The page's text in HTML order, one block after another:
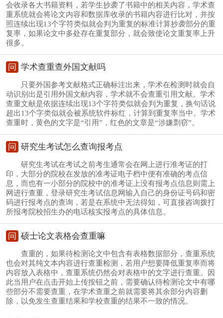
会收录各大书籍资料，若学生抄袭了书籍中的相关内容，学术查
重系统就会将论文内容和数据库收录的书籍内容进行比对，并按
照连续出现13个字符类似就会判为重复的标准计算抄袭部分的重
复率，如果论文中多处存在重复部分，就会致使论文重复率上升
很多。
问 学术查重查外国文献吗
只要外国参考文献格式正确标注出来，学术在检测时就会自
动识别出是引用外国文献内容，学术就不会查重引用文献。学术
查重文献是依据连续出现13个字符类似就会判为重复，换句话说
超出13个字类似就会被系统软件标红，计算到重复率当中。学术
查重时，黄色的文字是“引用”，红色的文章是“涉嫌剽窃”。
问 研究生考试怎么查询报考点
研究生考试在考试之前考生通常会在网上进行准考证的打
印，大部分的院校在发放的准考证电子档中便有准确的考点信
息，而也有一小部分的院校中的准考证上没有报考点信息则需上
网进行查重，登录研究生考试信息网输入自己的身份证号码和密
码进行报考点的查询，若是在系统中无法得知，可直接咨询拨打
所报考院校招生办的电话核实报考点的具体信息。
问 硕士论文表格会查重嘛
查重的，如果待检测论文中包含有表格数据部分，查重系统
也会对其纯文本内容进行查重检测，若用户想要降低重复率而将
内容放入表格中，查重系统仍然会对表格中的文字进行查重。因
此当用户在点击开始上传按钮之前，需要确认待检测论文中有哪
些部分不需要查重，在学术查重之前就需要将其余部分内容删
除，以免发生查重结果和学校查重的结果不一致的情况。